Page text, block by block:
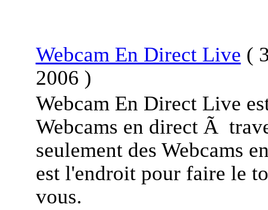
Webcam En Direct Live (
2006 )
Webcam En Direct Live
Webcams en direct Ã
seulement des Webcams
est l'endroit pour faire le
vous.